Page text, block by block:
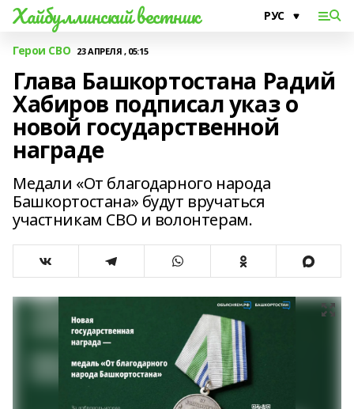
Хайбуллинский вестник
Герои СВО 23 АПРЕЛЯ , 05:15
Глава Башкортостана Радий
Хабиров подписал указ о
новой государственной
награде
Медали «От благодарного народа
Башкортостана» будут вручаться
участникам СВО и волонтерам.